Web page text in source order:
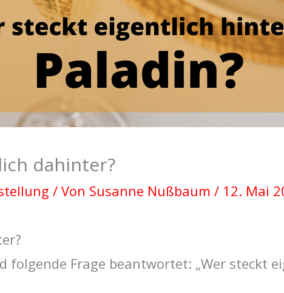
dahinter?
/ Von Susanne Nußbaum / 12. Mai
folgende Frage beantwortet: „Wer steckt